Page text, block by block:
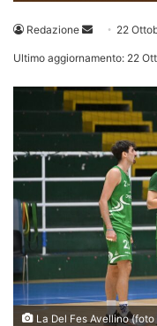
Redazione
Invia 22
Ultimo aggiornamento: 22
La Del Fes Avellino